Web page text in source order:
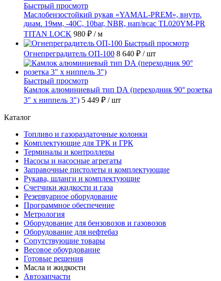
Быстрый просмотр
Маслобензостойкий рукав «YAMAL-PREM», внутр.
диам. 19мм, -40C, 10bar, NBR, нап/всас TL020YM-PR
TITAN LOCK 980 ₽ / м
Быстрый просмотр
Огнепреградитель ОП-100 8 640 ₽ / шт
Быстрый просмотр
Камлок алюминиевый тип DА (переходник 90° розетка
3" х ниппель 3") 5 449 ₽ / шт
Каталог
Топливо и газораздаточные колонки
Комплектующие для ТРК и ГРК
Терминалы и контроллеры
Насосы и насосные агрегаты
Заправочные пистолеты и комплектующие
Рукава, шланги и комплектующие
Счетчики жидкости и газа
Резервуарное оборудование
Программное обеспечение
Метрология
Оборудование для бензовозов и газовозов
Оборудование для нефтебаз
Сопутствующие товары
Весовое обоурдование
Готовые решения
Масла и жидкости
Автозапчасти